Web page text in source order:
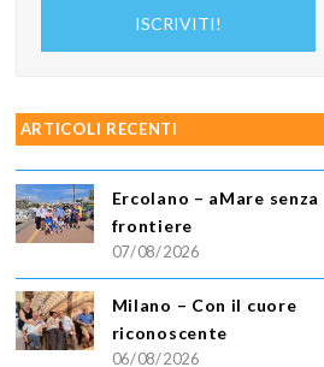
ISCRIVITI!
ARTICOLI RECENTI
Ercolano – aMare senza
frontiere
07/08/2026
Milano – Con il cuore
riconoscente
06/08/2026